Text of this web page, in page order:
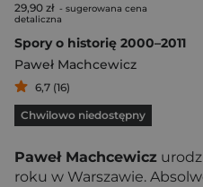
29,90 zł - sugerowana cena
detaliczna
Spory o historię 2000–2011
Paweł Machcewicz
6,7 (16)
Chwilowo niedostępny
Paweł Machcewicz
roku w Warszawie.